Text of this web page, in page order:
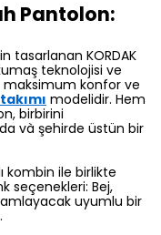
Pantolon:
tasarlanan KORDAK
teknolojisi ve
maksimum konfor ve
modelidir. Hem
birbirini
và şehirde üstün bir
kombin ile birlikte
seçenekleri: Bej,
uyumlu bir